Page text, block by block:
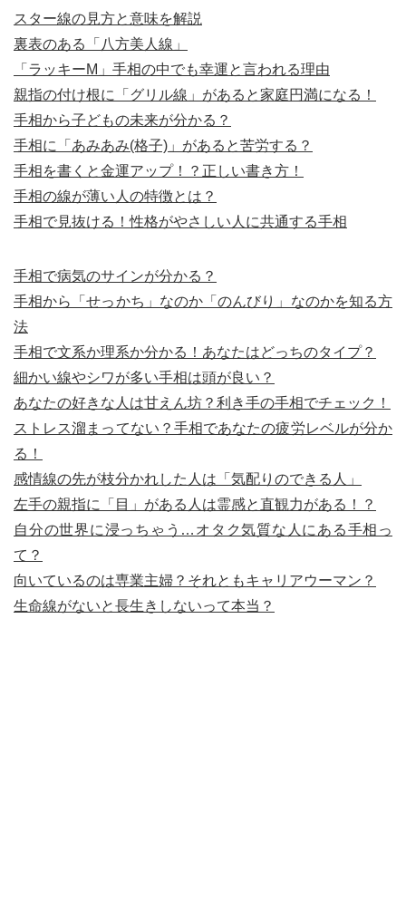
スター線の見方と意味を解説
裏表のある「八方美人線」
「ラッキーM」手相の中でも幸運と言われる理由
親指の付け根に「グリル線」があると家庭円満になる！
手相から子どもの未来が分かる？
手相に「あみあみ(格子)」があると苦労する？
手相を書くと金運アップ！？正しい書き方！
手相の線が薄い人の特徴とは？
手相で見抜ける！性格がやさしい人に共通する手相
手相で病気のサインが分かる？
手相から「せっかち」なのか「のんびり」なのかを知る方
法
手相で文系か理系か分かる！あなたはどっちのタイプ？
細かい線やシワが多い手相は頭が良い？
あなたの好きな人は甘えん坊？利き手の手相でチェック！
ストレス溜まってない？手相であなたの疲労レベルが分か
る！
感情線の先が枝分かれした人は「気配りのできる人」
左手の親指に「目」がある人は霊感と直観力がある！？
自分の世界に浸っちゃう…オタク気質な人にある手相っ
て？
向いているのは専業主婦？それともキャリアウーマン？
生命線がないと長生きしないって本当？